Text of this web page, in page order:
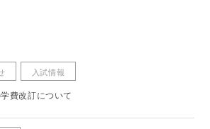
入試情報
費改訂について